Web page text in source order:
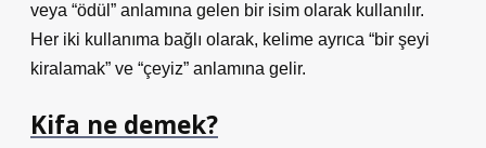
veya “ödül” anlamına gelen bir isim olarak kullanılır.
Her iki kullanıma bağlı olarak, kelime ayrıca “bir şeyi
kiralamak” ve “çeyiz” anlamına gelir.
Kifa ne demek?